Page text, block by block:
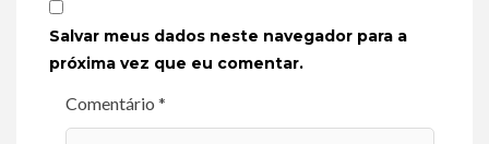
Salvar meus dados neste navegador para a
próxima vez que eu comentar.
Comentário *